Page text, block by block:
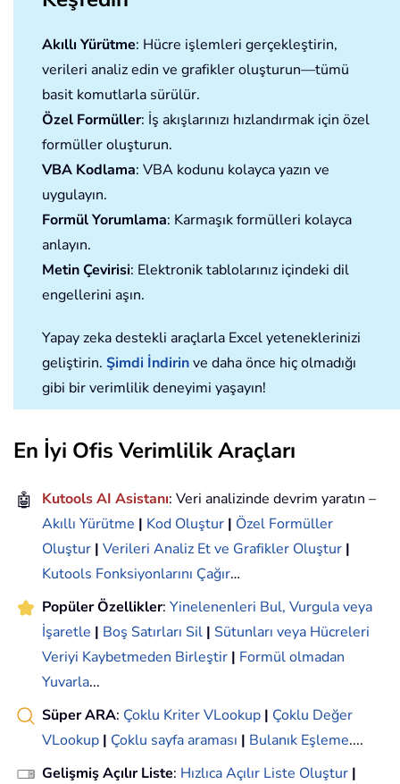
Akıllı Yürütme: Hücre işlemleri gerçekleştirin,
verileri analiz edin ve grafikler oluşturun—tümü
basit komutlarla sürülür.
Özel Formüller: İş akışlarınızı hızlandırmak için özel
formüller oluşturun.
VBA Kodlama: VBA kodunu kolayca yazın ve
uygulayın.
Formül Yorumlama: Karmaşık formülleri kolayca
anlayın.
Metin Çevirisi: Elektronik tablolarınız içindeki dil
engellerini aşın.
Yapay zeka destekli araçlarla Excel yeteneklerinizi
geliştirin. Şimdi İndirinve daha önce hiç olmadığı
gibi bir verimlilik deneyimi yaşayın!
En İyi Ofis Verimlilik Araçları
🤖 Kutools AI Asistanı: Veri analizinde devrim yaratın –
Akıllı Yürütme | Kod Oluştur | Özel Formüller
Oluştur | Verileri Analiz Et ve Grafikler Oluştur |
Kutools Fonksiyonlarını Çağır…
Popüler Özellikler: Yinelenenleri Bul, Vurgula veya
İşaretle | Boş Satırları Sil | Sütunları veya Hücreleri
Veriyi Kaybetmeden Birleştir | Formül olmadan
Yuvarla...
Süper ARA: Çoklu Kriter VLookup | Çoklu Değer
VLookup | Çoklu sayfa araması | Bulanık Eşleme....
Gelişmiş Açılır Liste: Hızlıca Açılır Liste Oluştur |